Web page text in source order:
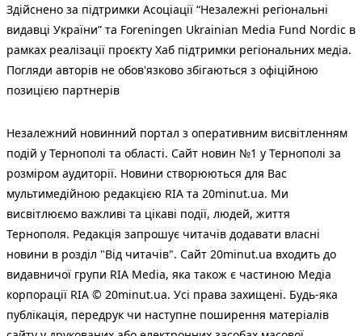
Здійснено за підтримки Асоціації “Незалежні регіональні
видавці України” та Foreningen Ukrainian Media Fund Nordic в
рамках реалізації проєкту Хаб підтримки регіональних медіа.
Погляди авторів не обов'язково збігаються з офіційною
позицією партнерів
Незалежний новинний портал з оперативним висвітленням
подій у Тернополі та області. Сайт новин №1 у Тернополі за
розміром аудиторії. Новини створюються для Вас
мультимедійною редакцією RIA та 20minut.ua. Ми
висвітлюємо важливі та цікаві події, людей, життя
Тернополя. Редакція запрошує читачів додавати власні
новини в розділ "Від читачів". Сайт 20minut.ua входить до
видавничої групи RIA Media, яка також є частиною Медіа
корпорації RIA © 20minut.ua. Усі права захищені. Будь-яка
публiкацiя, передрук чи наступне поширення матеріалів